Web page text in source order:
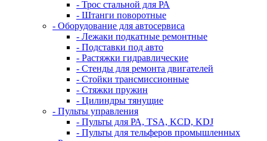
- Трос стальной для РА
- Штанги поворотные
- Оборудование для автосервиса
- Лежаки подкатные ремонтные
- Подставки под авто
- Растяжки гидравлические
- Стенды для ремонта двигателей
- Стойки трансмиссионные
- Стяжки пружин
- Цилиндры тянущие
- Пульты управления
- Пульты для РА, TSA, KCD, KDJ
- Пульты для тельферов промышленных